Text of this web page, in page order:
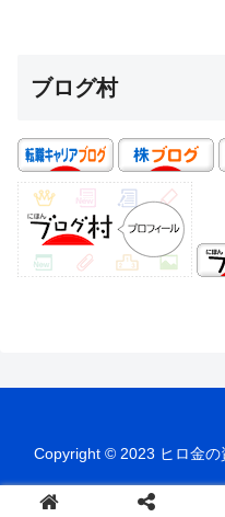
ブログ村
Copyright © 2023 ヒロ金